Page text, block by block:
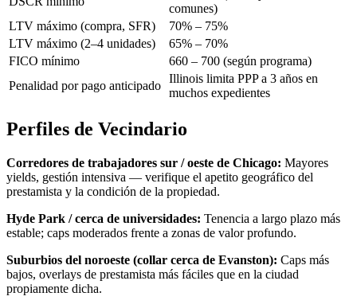
comunes)
LTV máximo (compra, SFR)
70% – 75%
LTV máximo (2–4 unidades)
65% – 70%
FICO mínimo
660 – 700 (según programa)
Penalidad por pago anticipado
Illinois limita PPP a 3 años en
muchos expedientes
Perfiles de Vecindario
Corredores de trabajadores sur / oeste de Chicago: Mayores
yields, gestión intensiva — verifique el apetito geográfico del
prestamista y la condición de la propiedad.
Hyde Park / cerca de universidades: Tenencia a largo plazo más
estable; caps moderados frente a zonas de valor profundo.
Suburbios del noroeste (collar cerca de Evanston): Caps más
bajos, overlays de prestamista más fáciles que en la ciudad
propiamente dicha.